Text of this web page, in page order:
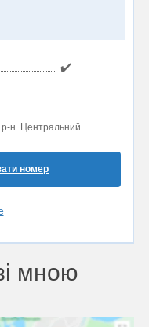
✔️
н. Центральний
номер
мною